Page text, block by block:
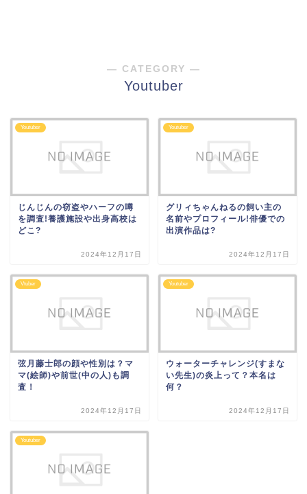
― CATEGORY ―
Youtuber
Youtuber
じんじんの窃盗やハーフの噂
を調査!養護施設や出身高校は
どこ?
2024年12月17日
Youtuber
グリィちゃんねるの飼い主の
名前やプロフィール!俳優での
出演作品は?
2024年12月17日
Vtuber
弦月藤士郎の顔や性別は？マ
マ(絵師)や前世(中の人)も調
査！
2024年12月17日
Youtuber
ウォーターチャレンジ(すまな
い先生)の炎上って？本名は
何？
2024年12月17日
Youtuber